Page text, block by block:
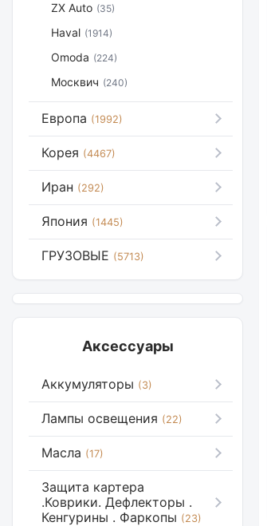
ZX Auto (35)
Haval (1914)
Omoda (224)
Москвич (240)
Европа (1992)
Корея (4467)
Иран (292)
Япония (1445)
ГРУЗОВЫЕ (5713)
Аксессуары
Аккумуляторы (3)
Лампы освещения (22)
Масла (17)
Защита картера
.Коврики. Дефлекторы .
Кенгурины . Фаркопы (23)